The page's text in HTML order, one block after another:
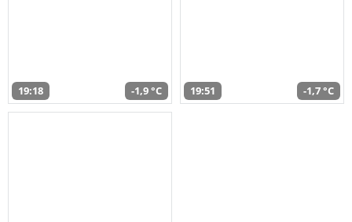
19:18 -1,9 °C 19:51 -1,7 °C